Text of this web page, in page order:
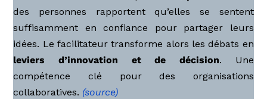
des personnes rapportent qu’elles se sentent
suffisamment en confiance pour partager leurs
idées. Le facilitateur transforme alors les débats en
leviers d’innovation et de décision. Une
compétence clé pour des organisations
collaboratives. (source)